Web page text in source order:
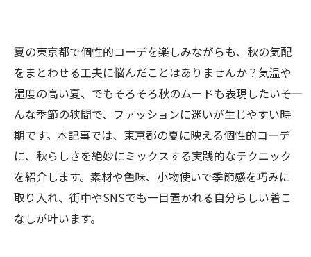
夏の東京都で個性的コーデを楽しみながらも、秋の気配
をまとわせる工夫に悩んだことはありませんか？気温や
湿度の高い夏、でもそろそろ秋のムードも表現したい――そ
んな季節の狭間で、ファッションに迷いが生じやすい時
期です。本記事では、東京都の夏に映える個性的コーデ
に、秋らしさを絶妙にミックスする実践的なテクニック
を紹介します。素材や色味、小物使いで季節感を巧みに
取り入れ、街中やSNSでも一目置かれる自分らしい着こ
なしが叶います。